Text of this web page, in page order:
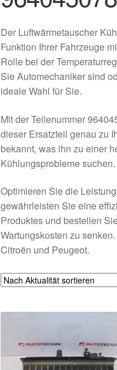
Der Luftwärmetauscher
Funktion Ihrer Fahrzeuge
Rolle bei der
Sie Automechaniker sind
ideale Wahl für Sie.
Mit der Teilenummer
dieser Ersatzteil genau zu
bekannt, was ihn zu einer
Kühlungsprobleme suchen.
Optimieren Sie die
gewährleisten Sie eine
Produktes und bestellen
Wartungskosten zu
Citroën und Peugeot.